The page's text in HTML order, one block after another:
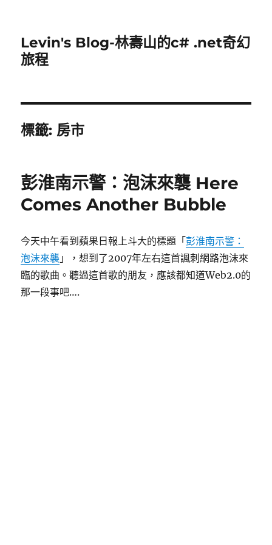
Levin's Blog-林壽山的c# .net奇幻
旅程
標籤: 房市
彭淮南示警：泡沫來襲 Here
Comes Another Bubble
今天中午看到蘋果日報上斗大的標題「彭淮南示警：
泡沫來襲 」，想到了2007年左右這首諷刺網路泡沫來
臨的歌曲。聽過這首歌的朋友，應該都知道Web2.0的
那一段事吧….